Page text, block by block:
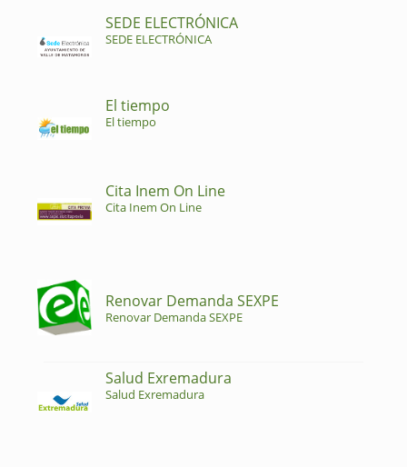
SEDE ELECTRÓNICA
SEDE ELECTRÓNICA
El tiempo
El tiempo
Cita Inem On Line
Cita Inem On Line
Renovar Demanda SEXPE
Renovar Demanda SEXPE
Salud Exremadura
Salud Exremadura